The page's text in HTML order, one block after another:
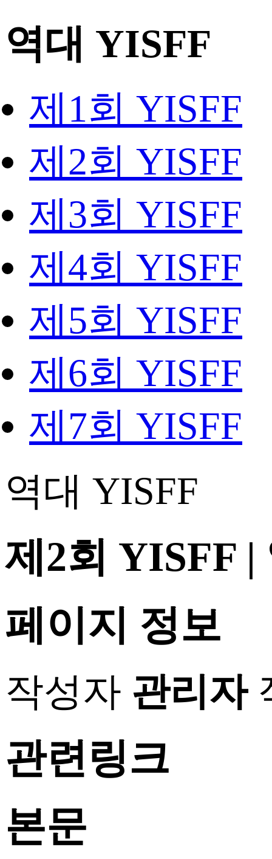
역대 YISFF
제1회 YISFF
제2회 YISFF
제3회 YISFF
제4회 YISFF
제5회 YISFF
제6회 YISFF
제7회 YISFF
역대 YISFF
제2회 YISFF
페이지 정보
작성자 관리자
관련링크
본문